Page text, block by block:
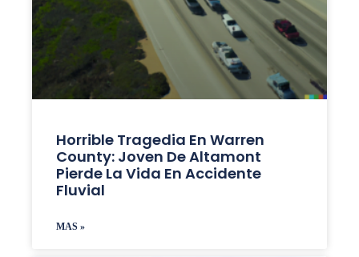
Horrible Tragedia En Warren
County: Joven De Altamont
Pierde La Vida En Accidente
Fluvial
MAS »